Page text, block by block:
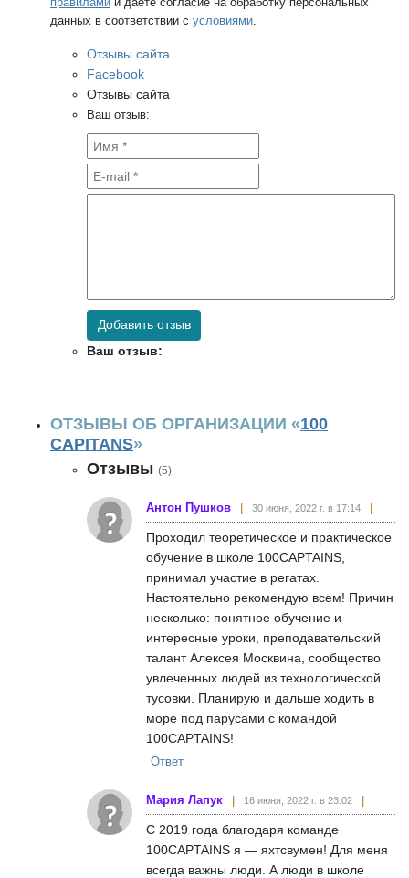
данных в соответствии с условиями.
Отзывы сайта
Facebook
Отзывы сайта
Ваш отзыв:
Добавить отзыв
Ваш отзыв:
ОТЗЫВЫ ОБ ОРГАНИЗАЦИИ «100
CAPITANS»
Отзывы (5)
Антон Пушков 30 июня, 2022 г. в 17:14
Проходил теоретическое и практическое
обучение в школе 100CAPTAINS,
принимал участие в регатах.
Настоятельно рекомендую всем! Причин
несколько: понятное обучение и
интересные уроки, преподавательский
талант Алексея Москвина, сообщество
увлеченных людей из технологической
тусовки. Планирую и дальше ходить в
море под парусами с командой
100CAPTAINS!
Ответ
Мария Лапук 16 июня, 2022 г. в 23:02
С 2019 года благодаря команде
100CAPTAINS я — яхтсвумен! Для меня
всегда важны люди. А люди в школе